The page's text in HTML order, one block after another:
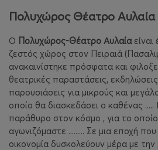
Πολυχώρος Θέατρο Αυλαία
Ο Πολυχώρος-Θέατρο Αυλαίαείναι
ζεστός χώρος στον Πειραιά
ανακαινίστηκε πρόσφατα και
θεατρικές παραστάσεις,
παρουσιάσεις για μικρούς και
οποίο θα διασκεδάσει ο καθένας .....
παράθυρο στον κόσμο , για το
αγωνιζόμαστε ......... Σε μια εποχή που
οικονομία δυσκολεύουν μέρα με